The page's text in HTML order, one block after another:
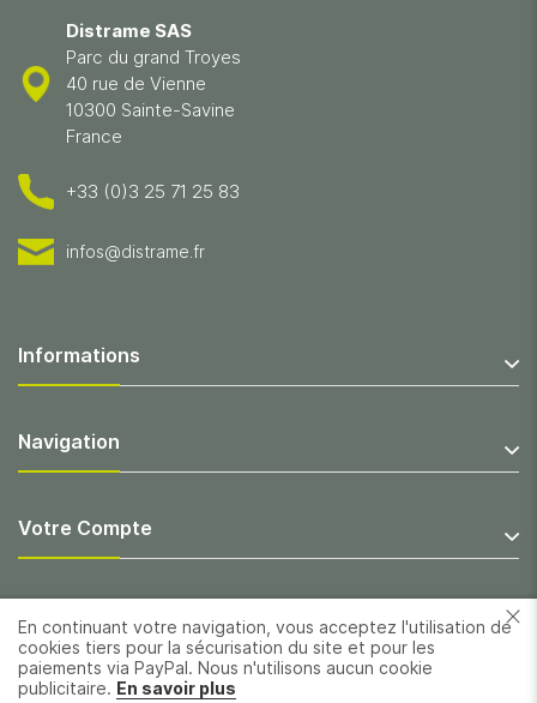
En continuant votre navigation, vous acceptez l'utilisation de
cookies tiers pour la sécurisation du site et pour les
paiements via PayPal. Nous n'utilisons aucun cookie
publicitaire. En savoir plus
Distrame SAS
Parc du grand Troyes
40 rue de Vienne
10300 Sainte-Savine
France
+33 (0)3 25 71 25 83
infos@distrame.fr
Informations
Navigation
Votre Compte